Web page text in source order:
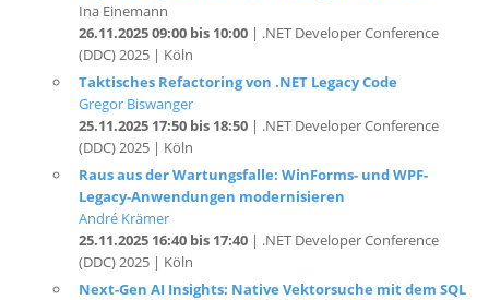
(DDC) 2025 | Köln
Taktisches Refactoring von .NET Legacy Code
Gregor Biswanger
25.11.2025 17:50 bis 18:50| .NET Developer Conference
(DDC) 2025 | Köln
Raus aus der Wartungsfalle: WinForms- und WPF-
Legacy-Anwendungen modernisieren
André Krämer
25.11.2025 16:40 bis 17:40| .NET Developer Conference
(DDC) 2025 | Köln
Next-Gen AI Insights: Native Vektorsuche mit dem SQL
Server 2025
Torsten Struß